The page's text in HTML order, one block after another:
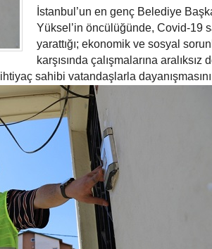
İstanbul’un en genç Belediye
Yüksel’in öncülüğünde, Covid-19
yarattığı; ekonomik ve sosyal
karşısında çalışmalarına aralıksız
sahibi vatandaşlarla